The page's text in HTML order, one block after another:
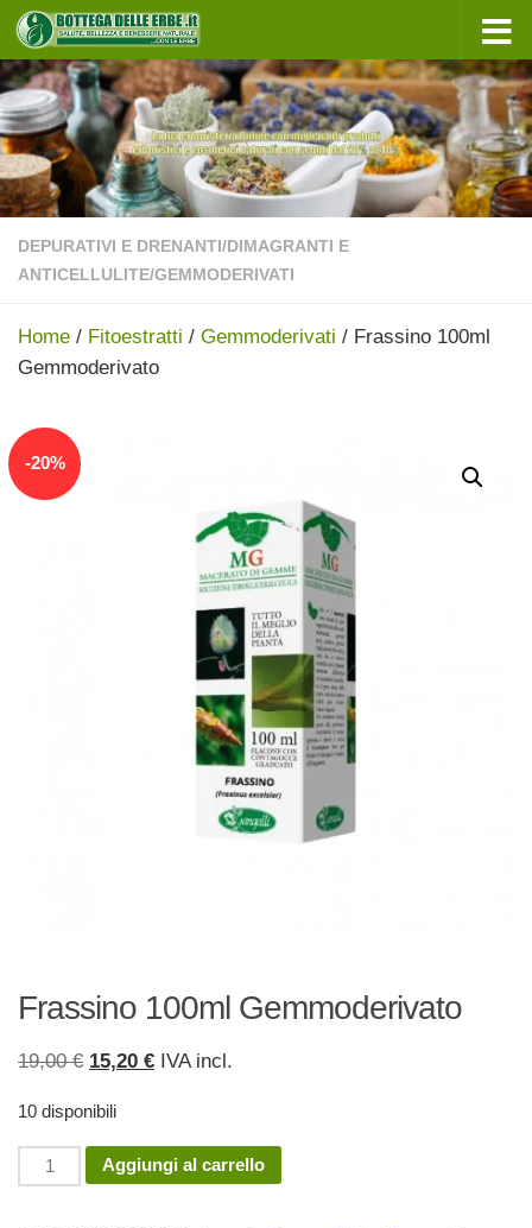
Sotto il contenuto
DEPURATIVI E DRENANTI/DIMAGRANTI E
ANTICELLULITE/GEMMODERIVATI
Home / Fitoestratti / Gemmoderivati / Frassino 100ml
Gemmoderivato
-20%
Frassino 100ml Gemmoderivato
19,00€ Il
originale
era:
19,00 €.
15,20 €Il
è:
15,20 €.
IVA incl.
10 disponibili
Frassino
100ml
Aggiungi al carrello